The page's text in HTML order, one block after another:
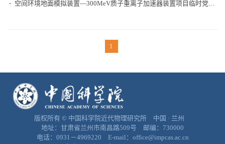
空间环境地面模拟装置—300MeV质子重离子加速器装置项目临时党支部成立
1
版权所有 © 中国科学院近代物理研究所 中国 · 兰州
地址：甘肃省兰州市南昌路509号 邮编：730000
电话：0931－4969220 E-mail：office@impcas.ac.cn